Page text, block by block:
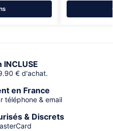
€ d'achat.
en France
téléphone & email
& Discrets